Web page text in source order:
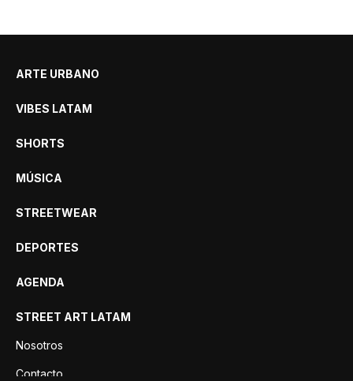
ARTE URBANO
VIBES LATAM
SHORTS
MÚSICA
STREETWEAR
DEPORTES
AGENDA
STREET ART LATAM
Nosotros
Contacto